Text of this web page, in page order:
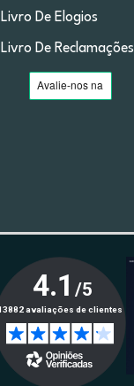
Livro De Elogios
Livro De Reclamações